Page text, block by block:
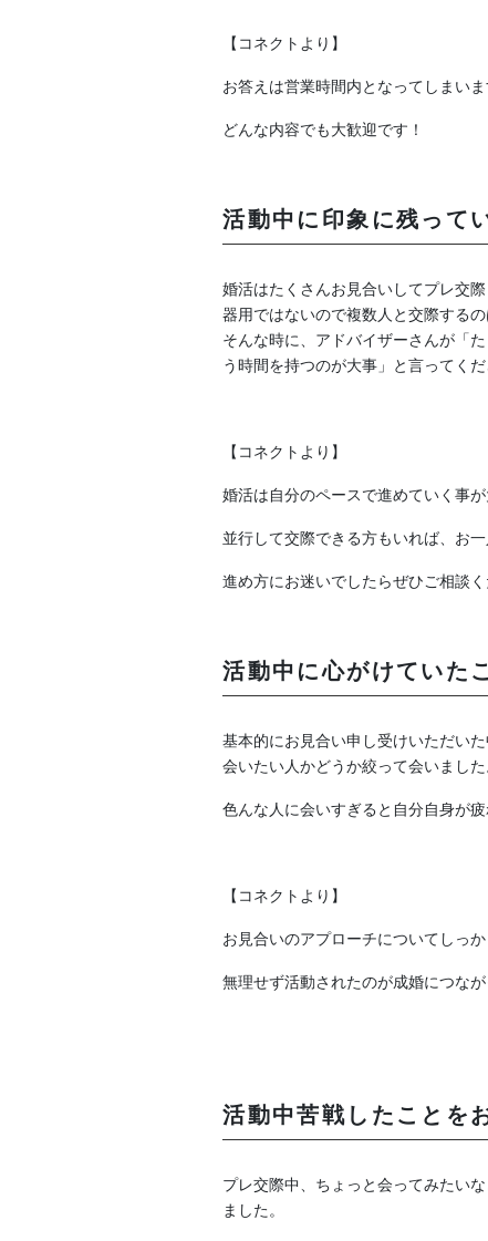
【コネクトより】
お答えは営業時間内となってしまい
どんな内容でも大歓迎です！
活動中に印象に残って
婚活はたくさんお見合いしてプレ交
器用ではないので複数人と交際する
そんな時に、アドバイザーさんが「
う時間を持つのが大事」と言ってく
【コネクトより】
婚活は自分のペースで進めていく事が
並行して交際できる方もいれば、お
進め方にお迷いでしたらぜひご相談く
活動中に心がけていた
基本的にお見合い申し受けいただい
会いたい人かどうか絞って会いました
色んな人に会いすぎると自分自身が
【コネクトより】
お見合いのアプローチについてしっ
無理せず活動されたのが成婚につなが
活動中苦戦したことを
プレ交際中、ちょっと会ってみたい
ました。